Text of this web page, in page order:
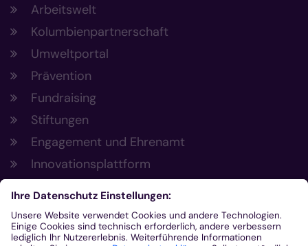
Arbeitswelt
Kolumbienpartnerschaft
Umweltportal
Prävention
Fundraising
Stiftungen
Engagement und Ehrenamt
Innovationsplattform
Aus der Plattform
Nachrichten